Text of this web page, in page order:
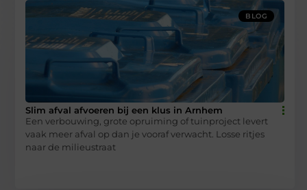
BLOG
Slim afval afvoeren bij een klus in Arnhem
Een verbouwing, grote opruiming of tuinproject levert
vaak meer afval op dan je vooraf verwacht. Losse ritjes
naar de milieustraat